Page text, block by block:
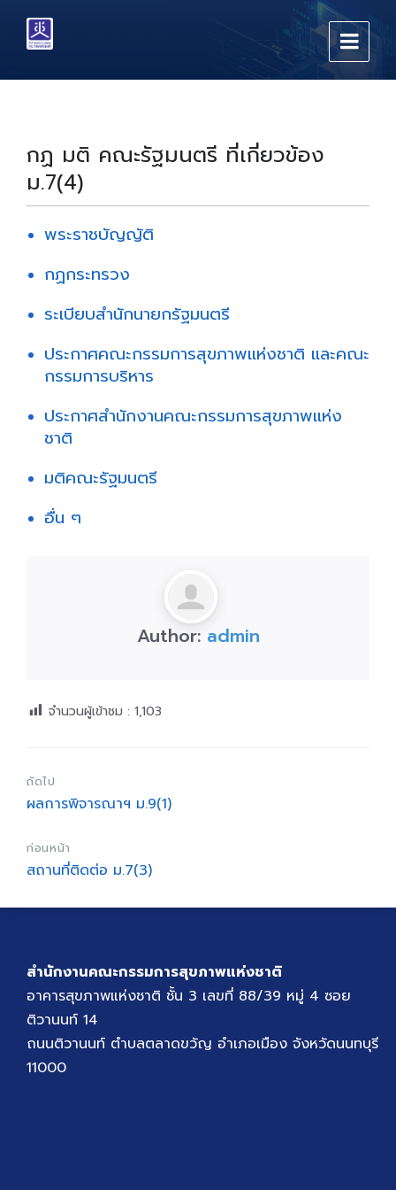
content
main
footer
กฏ มติ คณะรัฐมนตรี ที่เกี่ยวข้อง
ม.7(4)
พระราชบัญญัติ
กฏกระทรวง
ระเบียบสำนักนายกรัฐมนตรี
ประกาศคณะกรรมการสุขภาพแห่งชาติ และคณะ
กรรมการบริหาร
ประกาศสำนักงานคณะกรรมการสุขภาพแห่ง
ชาติ
มติคณะรัฐมนตรี
อื่น ๆ
Author: admin
จำนวนผู้เข้าชม : 1,103
ถัดไป
ผลการพิจารณาฯ ม.9(1)
ก่อนหน้า
สถานที่ติดต่อ ม.7(3)
สำนักงานคณะกรรมการสุขภาพแห่งชาติ
อาคารสุขภาพแห่งชาติ ชั้น 3 เลขที่ 88/39 หมู่ 4 ซอย
ติวานนท์ 14
ถนนติวานนท์ ตำบลตลาดขวัญ อำเภอเมือง จังหวัดนนทบุรี
11000